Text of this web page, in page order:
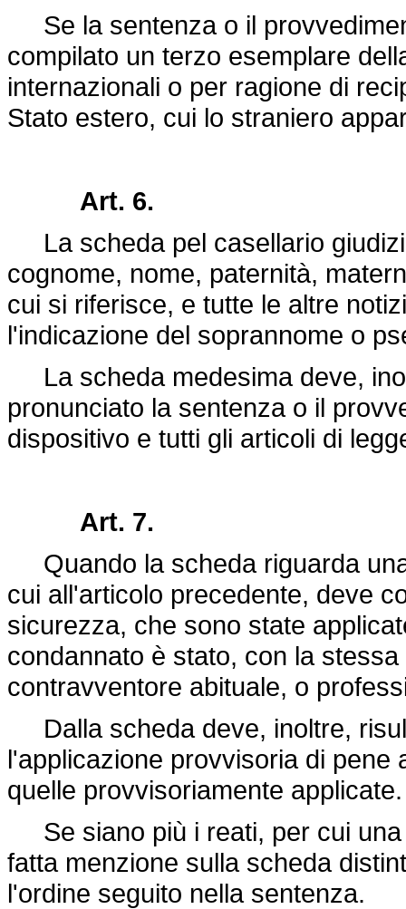
Se la sentenza o il
compilato un terzo esemplare
internazionali o per ragione di
Stato estero, cui lo straniero
Art. 6.
La scheda pel casellario
cognome, nome, paternità,
cui si riferisce, e tutte le altre
l'indicazione del soprannome o
La scheda medesima deve,
pronunciato la sentenza o il
dispositivo e tutti gli articoli di
Art. 7.
Quando la scheda riguarda
cui all'articolo precedente, deve
sicurezza, che sono state
condannato è stato, con la
contravventore abituale, o
Dalla scheda deve, inoltre,
l'applicazione provvisoria di
quelle provvisoriamente applicate.
Se siano più i reati, per cui una
fatta menzione sulla scheda
l'ordine seguito nella sentenza.